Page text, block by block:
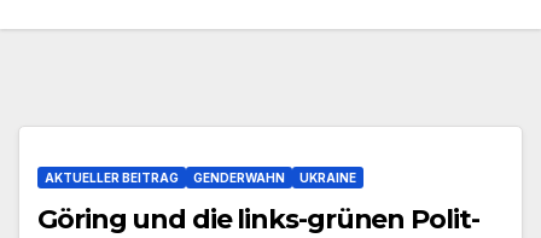
AKTUELLER BEITRAG GENDERWAHN UKRAINE
Göring und die links-grünen Polit-